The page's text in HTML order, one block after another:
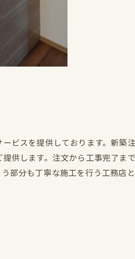
ビスを提供しております。新築
供します。注文から工事完了ま
部分も丁寧な施工を行う工務店